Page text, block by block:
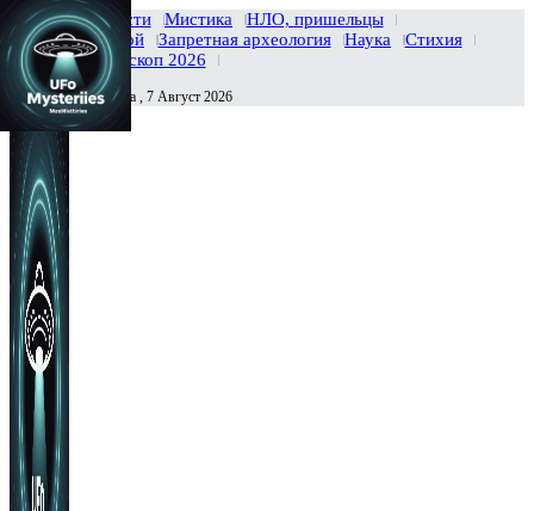
Главная Новости Мистика
НЛО, пришельцы
Тайны вселенной
Запретная археология Наука
Стихия
История
Гороскоп 2026
Сегодня Пятница , 7 Август 2026